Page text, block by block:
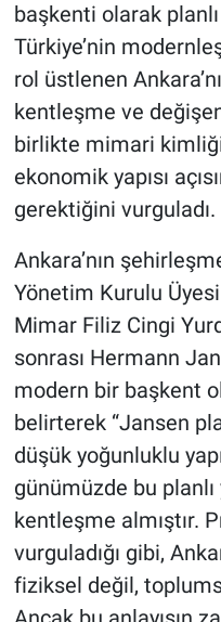
başkenti olarak
Türkiye’nin
rol üstlenen
kentleşme ve
birlikte mimari
ekonomik yapısı
gerektiğini vurguladı.
Ankara’nın
Yönetim Kurulu
Mimar Filiz Cingi
sonrası Hermann
modern bir başkent
belirterek “Jansen
düşük yoğunluklu
günümüzde bu planlı
kentleşme almıştır.
vurguladığı gibi,
fiziksel değil,